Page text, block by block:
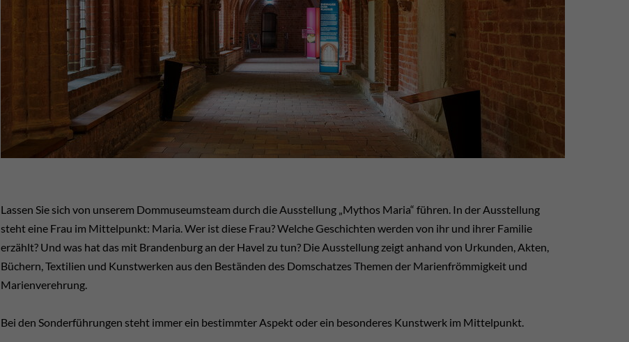
Lassen Sie sich von unserem Dommuseumsteam durch die Ausstellung „Mythos Maria“ führen. In der Ausstellung
steht eine Frau im Mittelpunkt: Maria. Wer ist diese Frau? Welche Geschichten werden von ihr und ihrer Familie
erzählt? Und was hat das mit Brandenburg an der Havel zu tun? Die Ausstellung zeigt anhand von Urkunden, Akten,
Büchern, Textilien und Kunstwerken aus den Beständen des Domschatzes Themen der Marienfrömmigkeit und
Marienverehrung.
Bei den Sonderführungen steht immer ein bestimmter Aspekt oder ein besonderes Kunstwerk im Mittelpunkt.